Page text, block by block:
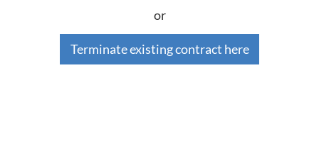
or
Terminate existing contract here